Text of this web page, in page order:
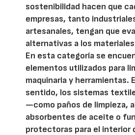
sostenibilidad hacen que
empresas, tanto
artesanales, tengan que
alternativas a los
En esta categoría se
elementos utilizados para
maquinaria y herramientas.
sentido, los sistemas
—como paños de limpieza,
absorbentes de aceite o
protectoras para el interior